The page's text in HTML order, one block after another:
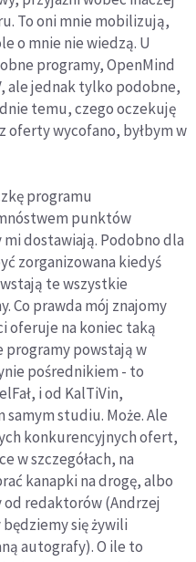
To oni mnie mobilizują,
o mnie nie wiedzą. U
programy, OpenMind
ale jednak tylko podobne,
temu, czego oczekuję
oferty wycofano, byłbym w
programu
punktów
mi dostawiają. Podobno dla
zorganizowana kiedyś
te wszystkie
Co prawda mój znajomy
oferuje na koniec taką
programy powstają w
pośrednikiem - to
i od KalTiVin,
studiu. Może. Ale
konkurencyjnych ofert,
w szczegółach, na
kanapki na drogę, albo
redaktorów (Andrzej
się żywili
autografy). O ile to